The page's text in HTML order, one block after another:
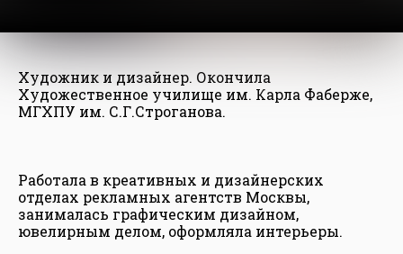
Художник и дизайнер. Окончила
Художественное училище им. Карла Фаберже,
МГХПУ им. С.Г.Строганова.
Работала в креативных и дизайнерских
отделах рекламных агентств Москвы,
занималась графическим дизайном,
ювелирным делом, оформляла интерьеры.